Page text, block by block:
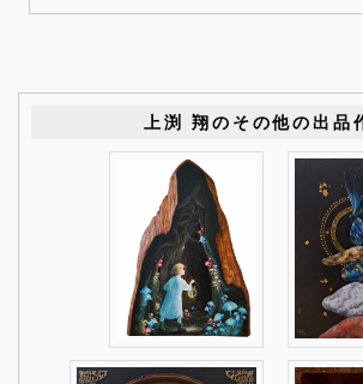
上渕 翔のその他の出品